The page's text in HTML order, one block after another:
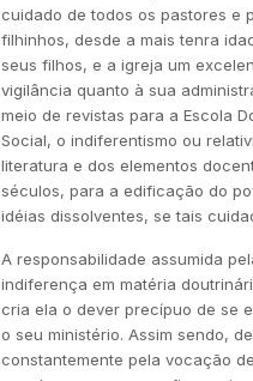
cuidado de todos os pastores e
filhinhos, desde a mais tenra
seus filhos, e a igreja um
vigilância quanto à sua
meio de revistas para a Escola
Social, o indiferentismo ou
literatura e dos elementos
séculos, para a edificação do
idéias dissolventes, se tais
A responsabilidade assumida
indiferença em matéria
cria ela o dever precípuo de se
o seu ministério. Assim sendo,
constantemente pela vocação